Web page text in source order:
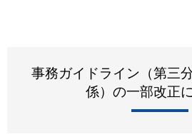
事務ガイドライン（第三
係）の一部改正